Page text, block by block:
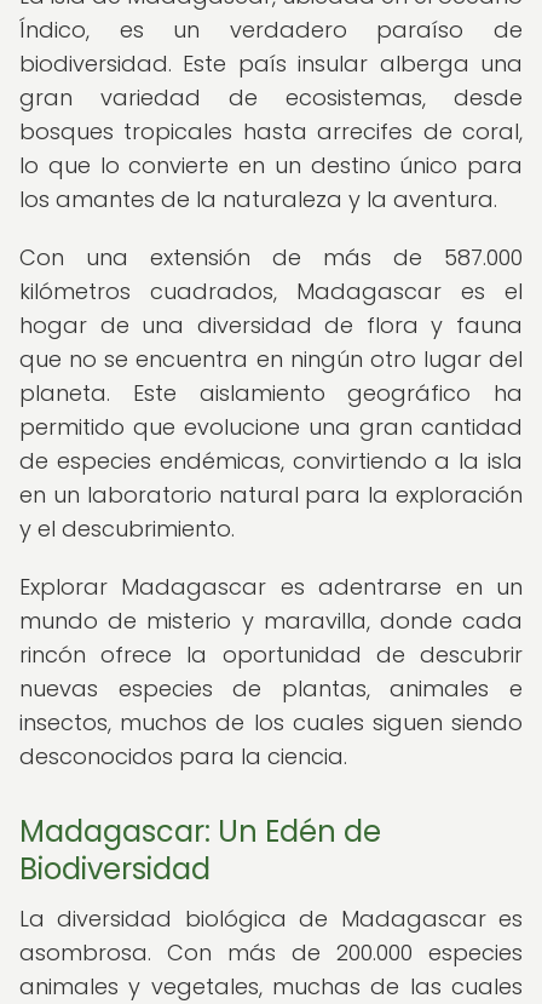
Índico, es un verdadero paraíso de
biodiversidad. Este país insular alberga una
gran variedad de ecosistemas, desde
bosques tropicales hasta arrecifes de coral,
lo que lo convierte en un destino único para
los amantes de la naturaleza y la aventura.
Con una extensión de más de 587.000
kilómetros cuadrados, Madagascar es el
hogar de una diversidad de flora y fauna
que no se encuentra en ningún otro lugar del
planeta. Este aislamiento geográfico ha
permitido que evolucione una gran cantidad
de especies endémicas, convirtiendo a la isla
en un laboratorio natural para la exploración
y el descubrimiento.
Explorar Madagascar es adentrarse en un
mundo de misterio y maravilla, donde cada
rincón ofrece la oportunidad de descubrir
nuevas especies de plantas, animales e
insectos, muchos de los cuales siguen siendo
desconocidos para la ciencia.
Madagascar: Un Edén de
Biodiversidad
La diversidad biológica de Madagascar es
asombrosa. Con más de 200.000 especies
animales y vegetales, muchas de las cuales